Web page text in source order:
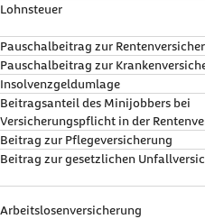
Lohnsteuer
Pauschalbeitrag zur
Pauschalbeitrag zur
Insolvenzgeldumlage
Beitragsanteil des Minijobbers bei
Versicherungspflicht in der
Beitrag zur Pflegeversicherung
Beitrag zur gesetzlichen
Arbeitslosenversicherung